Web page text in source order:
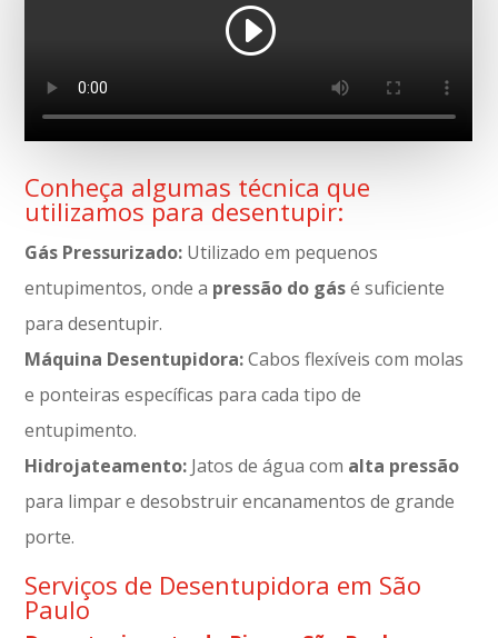
Conheça algumas técnica que
utilizamos para desentupir:
Gás Pressurizado: Utilizado em pequenos
entupimentos, onde a pressão do gásé suficiente
para desentupir.
Máquina Desentupidora:Cabos flexíveis com molas
e ponteiras específicas para cada tipo de
entupimento.
Hidrojateamento: Jatos de água com alta pressão
para limpar e desobstruir encanamentos de grande
porte.
Serviços de Desentupidora em São
Paulo